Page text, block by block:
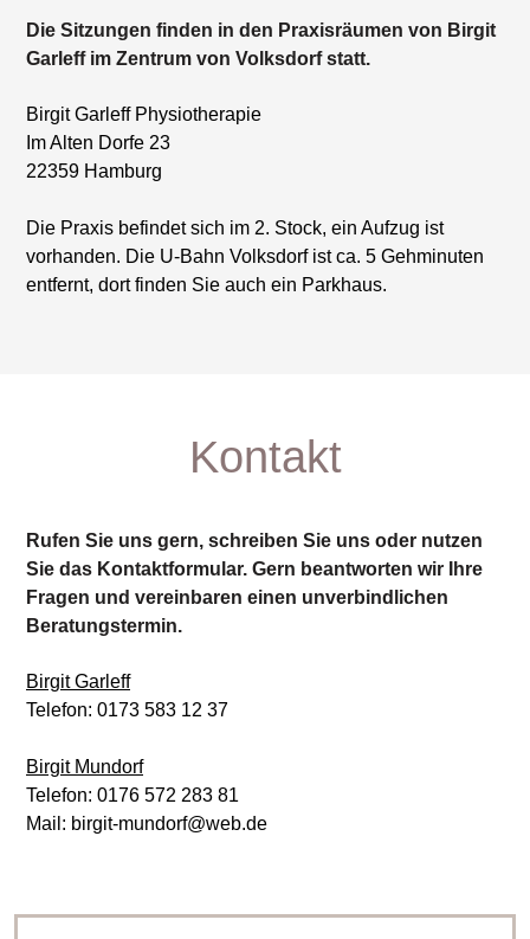
Die Sitzungen finden in den Praxisräumen von Birgit
Garleff im Zentrum von Volksdorf statt.
Birgit Garleff Physiotherapie
Im Alten Dorfe 23
22359 Hamburg
Die Praxis befindet sich im 2. Stock, ein Aufzug ist
vorhanden. Die U-Bahn Volksdorf ist ca. 5 Gehminuten
entfernt, dort finden Sie auch ein Parkhaus.
Kontakt
Rufen Sie uns gern, schreiben Sie uns oder nutzen
Sie das Kontaktformular. Gern beantworten wir Ihre
Fragen und vereinbaren einen unverbindlichen
Beratungstermin.
Birgit Garleff
Telefon: 0173 583 12 37
Birgit Mundorf
Telefon: 0176 572 283 81
Mail: birgit-mundorf@web.de